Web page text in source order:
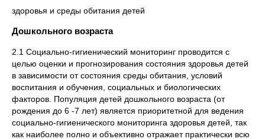
здоровья и среды обитания детей
Дошкольного возраста
2.1 Социально-гигиенический мониторинг проводится с
целью оценки и прогнозирования состояния здоровья детей
в зависимости от состояния среды обитания, условий
воспитания и обучения, социальных и биологических
факторов. Популяция детей дошкольного возраста (от
рождения до 6 -7 лет) является приоритетной для ведения
социально-гигиенического мониторинга здоровья детей, так
как наиболее полно и объективно отражает практически всю